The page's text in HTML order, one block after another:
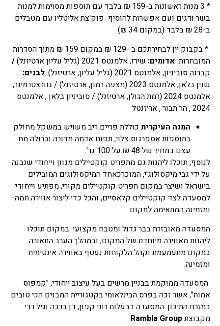
* 3 מנות ראשונות ב-159 ₪ בלבד עם תוספות מסוימות למנות
בשר ודגים ועם אפשרות להוסיף פוק'צת אליטליו עם מטבלים
ב-28 ₪ בלבד (במקום 34 ₪)
* בקבוק יין לבחירתכם ב -129 ₪ במקום 159 ₪ מתוך הסדרות
המובחרות: אדומים: שירז, אלמנטס 2021 (גליל עליון ארטיזנל)
/
קברנה סוביניון, אלמנטס 2021 (גליל עליון, ארטיזנל).
לבנים:
שנין בלאן, אלמנטס 2023 (מצפה רמון, ארטיזנל) / גוורצטרמינר,
אלמנטס 2024 (רמת הגולן, ארטיזנל) / סוביניון בלאן , אלמנטס
2024 , הר תבור , אריזנטל
המנה העיקרית כוללת פריים ריב משויש במשקל מחולק
בתוספות אספרגוס צלוי, תפוח אדמה מדורה וברולה מח
עצם במחיר של 48 ₪ על 100 גר'.
לנוסף, תוכלו ליהנות גם מתפריט קוקטיילים מגוון וייחודי שנבנה
על ידי גבי מיקסולוג'י, המוכרכאחד המיקסולוגים המובילים
בישראל ושיצר במקום תפריט קוקטיילים מקורי, מפתיע וייחודי
למסעדה לצד קוקטיילים קלאסיים, והכל כדי ליצור אווירה חמה
ומזמינה המתאימה למקום.
המסעדה מאובזרת בבר גדול ומטבח מקצועי. במקום תוכלו
ליהנות מאווירה מיוחדת של המקום, ובמהלך הערב התאורה
במקום מתעמעמת וקהל הלקוחות נעטף באווירה אינטימית
ומזמינה.
המסעדה ממוקמת בבניין מרשים בעל עיצוב ייחודי, "קמפוס
אמות", אשר זכה בפרס הבינלאומי בקטגוריית המבנים הכי טובים
במזרח התיכון. המסעדה בבעלות רוני קפון, דן ברכה וגיל רבי
מקבוצתRambla Group
.